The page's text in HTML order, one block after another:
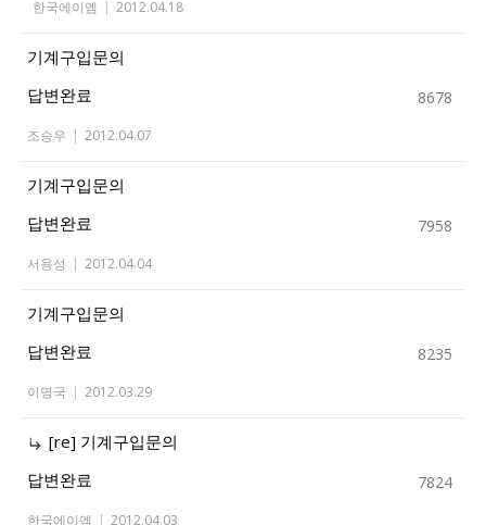
한국에이엠 | 2012.04.18
기계구입문의
답변완료
조승우 | 2012.04.07
8678
기계구입문의
답변완료
서용성 | 2012.04.04
7958
기계구입문의
답변완료
이명국 | 2012.03.29
8235
[re] 기계구입문의
답변완료
한국에이엠 | 2012.04.03
7824